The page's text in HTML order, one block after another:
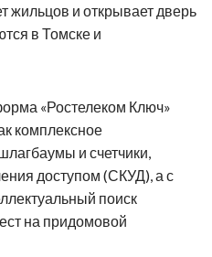
жильцов и открывает дверь
в Томске и
«Ростелеком Ключ»
комплексное
и счетчики,
доступом (СКУД), а с
поиск
на придомовой